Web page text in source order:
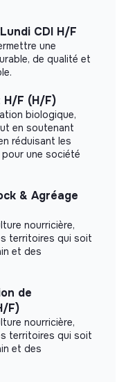
est une
et de repos,
des frais de
🚲), réduction
en charge d’une
consulte
de 35h, il implique
prévoit une part
l’âme d’un.e
vite !
de
de futures
its impact
able to obtain.
CDI H/F
une
de qualité et
H/F (H/F)
biologique,
en soutenant
réduisant les
une société
& Agréage
nourricière,
territoires qui soit
et des
de
F)
nourricière,
territoires qui soit
et des